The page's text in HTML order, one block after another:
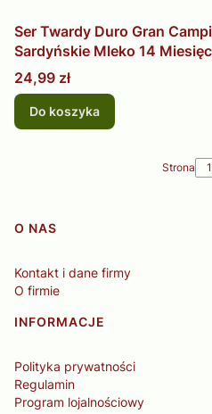
Ser Twardy Duro Gran
Sardyńskie Mleko 14
Cena
24,99 zł
Do koszyka
Strona
Linki w stopce
O NAS
Kontakt i dane firmy
O firmie
INFORMACJE
Polityka prywatności
Regulamin
Program lojalnościowy